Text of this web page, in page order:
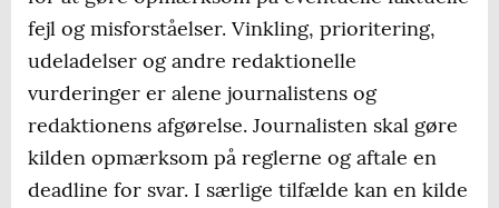
fejl og misforståelser. Vinkling, prioritering,
udeladelser og andre redaktionelle
vurderinger er alene journalistens og
redaktionens afgørelse. Journalisten skal gøre
kilden opmærksom på reglerne og aftale en
deadline for svar. I særlige tilfælde kan en kilde